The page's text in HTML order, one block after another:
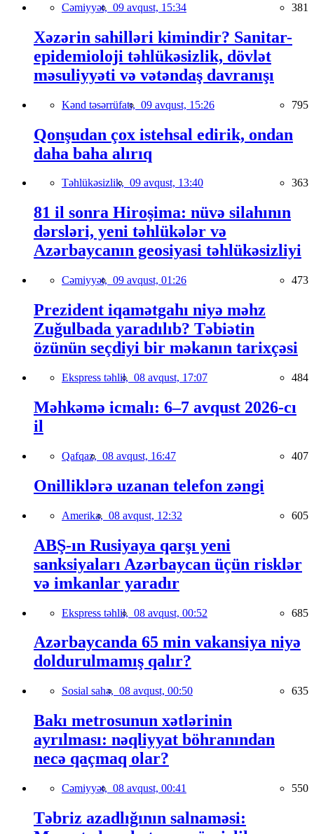
Cəmiyyət, 09 avqust, 15:34 381
Xəzərin sahilləri kimindir? Sanitar-
epidemioloji təhlükəsizlik, dövlət
məsuliyyəti və vətəndaş davranışı
Kənd təsərrüfatı, 09 avqust, 15:26 795
Qonşudan çox istehsal edirik, ondan
daha baha alırıq
Təhlükəsizlik, 09 avqust, 13:40 363
81 il sonra Hiroşima: nüvə silahının
dərsləri, yeni təhlükələr və
Azərbaycanın geosiyasi təhlükəsizliyi
Cəmiyyət, 09 avqust, 01:26 473
Prezident iqamətgahı niyə məhz
Zuğulbada yaradılıb? Təbiətin
özünün seçdiyi bir məkanın tarixçəsi
Ekspress təhlil, 08 avqust, 17:07 484
Məhkəmə icmalı: 6–7 avqust 2026-cı
il
Qafqaz, 08 avqust, 16:47 407
Onilliklərə uzanan telefon zəngi
Amerika, 08 avqust, 12:32 605
ABŞ-ın Rusiyaya qarşı yeni
sanksiyaları Azərbaycan üçün risklər
və imkanlar yaradır
Ekspress təhlil, 08 avqust, 00:52 685
Azərbaycanda 65 min vakansiya niyə
doldurulmamış qalır?
Sosial sahə, 08 avqust, 00:50 635
Bakı metrosunun xətlərinin
ayrılması: nəqliyyat böhranından
necə qaçmaq olar?
Cəmiyyət, 08 avqust, 00:41 550
Təbriz azadlığının salnaməsi: